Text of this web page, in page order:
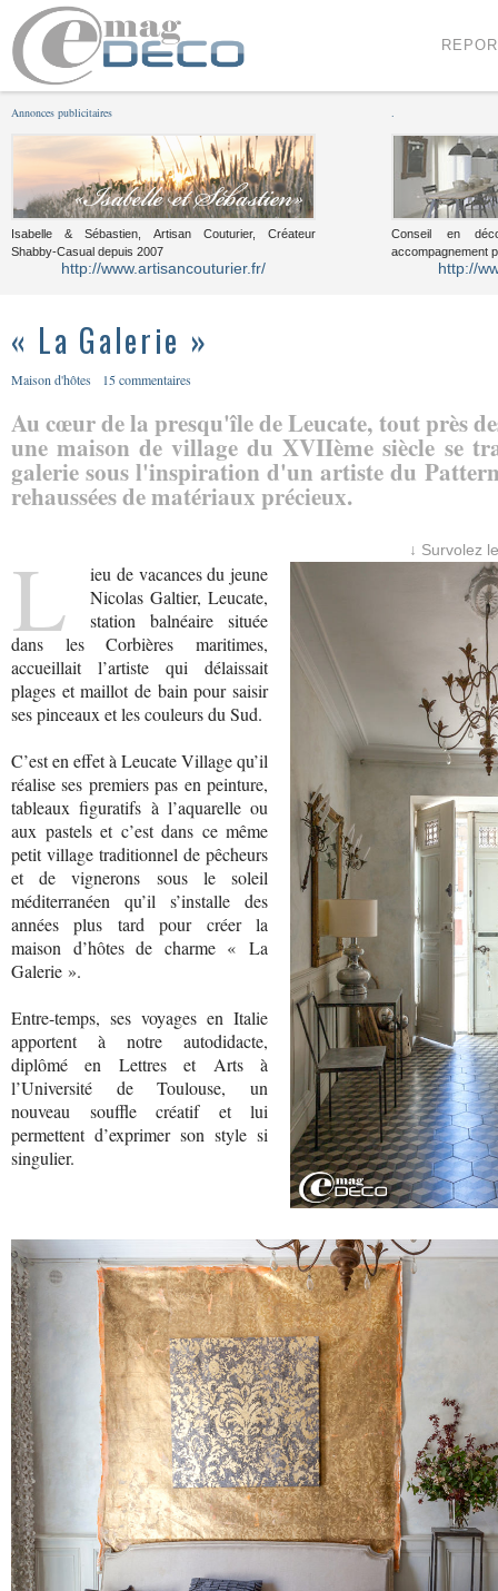
Annonces publicitaires
Isabelle & Sébastien, Artisan Couturier, Créateur
Shabby-Casual depuis 2007
http://www.artisancouturier.fr/
Conseil en
accompagnement
http://
« La Galerie »
Maison d'hôtes 15 commentaires
Au cœur de la presqu'île de Leucate, tout près
une maison de village du XVIIème siècle se
galerie sous l'inspiration d'un artiste du
rehaussées de matériaux précieux.
↓ Survolez
L
ieu de vacances du jeune
Nicolas Galtier, Leucate,
station balnéaire située
dans les Corbières maritimes,
accueillait l’artiste qui délaissait
plages et maillot de bain pour saisir
ses pinceaux et les couleurs du Sud.
C’est en effet à Leucate Village qu’il
réalise ses premiers pas en peinture,
tableaux figuratifs à l’aquarelle ou
aux pastels et c’est dans ce même
petit village traditionnel de pêcheurs
et de vignerons sous le soleil
méditerranéen qu’il s’installe des
années plus tard pour créer la
maison d’hôtes de charme « La
Galerie ».
Entre-temps, ses voyages en Italie
apportent à notre autodidacte,
diplômé en Lettres et Arts à
l’Université de Toulouse, un
nouveau souffle créatif et lui
permettent d’exprimer son style si
singulier.